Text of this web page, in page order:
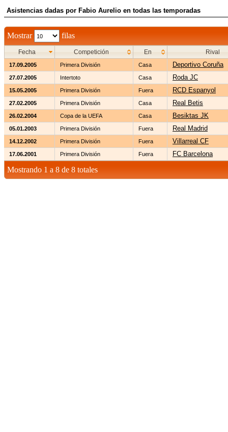
Asistencias dadas por Fabio Aurelio en todas las temporadas
Mostrar filas
Fecha Competición En Rival
17.09.2005 Primera División Casa Deportivo Coruña
27.07.2005 Intertoto Casa Roda JC
15.05.2005 Primera División Fuera RCD Espanyol
27.02.2005 Primera División Casa Real Betis
26.02.2004 Copa de la UEFA Casa Besiktas JK
05.01.2003 Primera División Fuera Real Madrid
14.12.2002 Primera División Fuera Villarreal CF
17.06.2001 Primera División Fuera FC Barcelona
Mostrando 1 a 8 de 8 totales